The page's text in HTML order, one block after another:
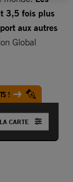
3,5 fois plus
aux autres
Global